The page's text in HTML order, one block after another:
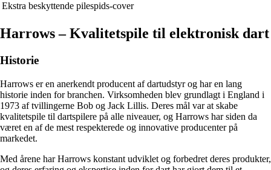
Ekstra beskyttende pilespids-cover
Harrows – Kvalitetspile til elektronisk dart
Historie
Harrows er en anerkendt producent af dartudstyr og har en lang
historie inden for branchen. Virksomheden blev grundlagt i England i
1973 af tvillingerne Bob og Jack Lillis. Deres mål var at skabe
kvalitetspile til dartspilere på alle niveauer, og Harrows har siden da
været en af de mest respekterede og innovative producenter på
markedet.
Med årene har Harrows konstant udviklet og forbedret deres produkter,